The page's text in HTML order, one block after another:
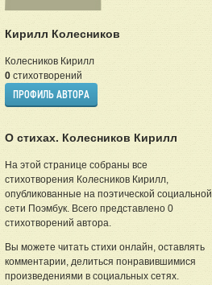
Кирилл Колесников
Колесников Кирилл
0стихотворений
ПРОФИЛЬ АВТОРА
О стихах. Колесников Кирилл
На этой странице собраны все
стихотворения Колесников Кирилл,
опубликованные на поэтической социальной
сети Поэмбук. Всего представлено 0
стихотворений автора.
Вы можете читать стихи онлайн, оставлять
комментарии, делиться понравившимися
произведениями в социальных сетях.